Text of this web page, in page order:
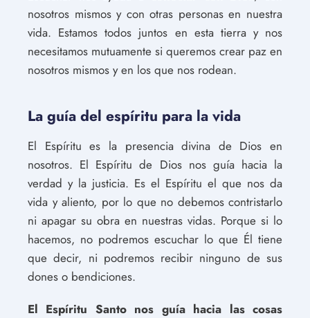
nosotros mismos y con otras personas en nuestra
vida. Estamos todos juntos en esta tierra y nos
necesitamos mutuamente si queremos crear paz en
nosotros mismos y en los que nos rodean.
La guía del espíritu para la vida
El Espíritu es la presencia divina de Dios en
nosotros. El Espíritu de Dios nos guía hacia la
verdad y la justicia. Es el Espíritu el que nos da
vida y aliento, por lo que no debemos contristarlo
ni apagar su obra en nuestras vidas. Porque si lo
hacemos, no podremos escuchar lo que Él tiene
que decir, ni podremos recibir ninguno de sus
dones o bendiciones.
El Espíritu Santo nos guía hacia las cosas